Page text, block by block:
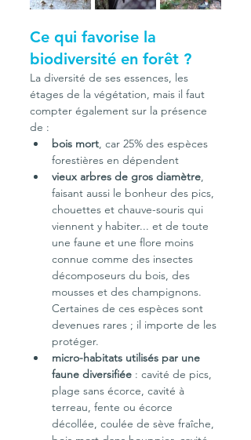
Ce qui favorise la
biodiversité en forêt ?
La diversité de ses essences, les
étages de la végétation, mais il faut
compter également sur la présence
de :
bois mort, car 25% des espèces
forestières en dépendent
vieux arbres de gros diamètre,
faisant aussi le bonheur des pics,
chouettes et chauve-souris qui
viennent y habiter... et de toute
une faune et une flore moins
connue comme des insectes
décomposeurs du bois, des
mousses et des champignons.
Certaines de ces espèces sont
devenues rares ; il importe de les
protéger.
micro-habitats utilisés par une
faune diversifiée : cavité de pics,
plage sans écorce, cavité à
terreau, fente ou écorce
décollée, coulée de sève fraîche,